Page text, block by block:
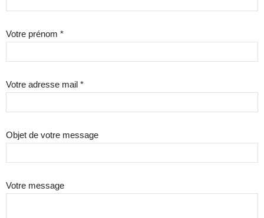
Votre prénom *
Votre adresse mail *
Objet de votre message
Votre message